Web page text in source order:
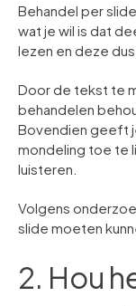
Behandel per
wat je wil is dat
lezen en deze
Door de tekst te
behandelen
Bovendien geeft
mondeling toe te
luisteren.
Volgens
slide moeten
2. Hou